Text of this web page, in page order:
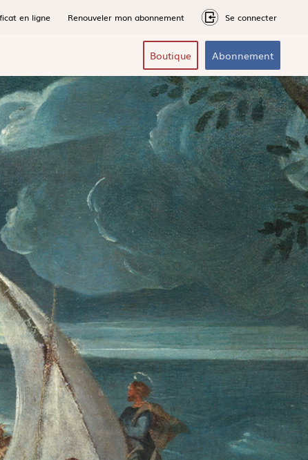
en ligne Renouveler mon abonnement Se connecter
Boutique Abonnement